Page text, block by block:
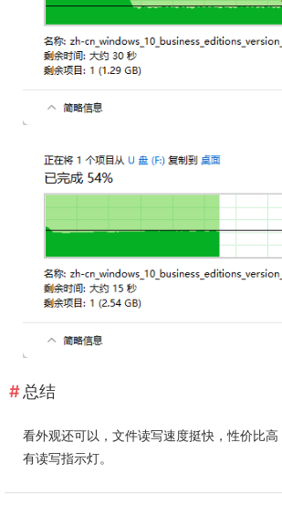
总结
看外观还可以，文件读写速度挺快，性价比
有读写指示灯。